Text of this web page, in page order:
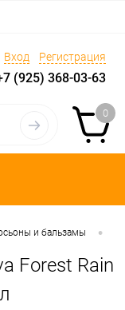
Вход Регистрация
(925) 368-03-63
0
и бальзамы •
Forest Rain